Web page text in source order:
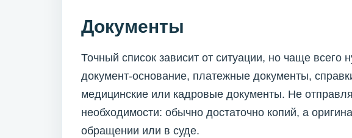
Документы
Точный список зависит от ситуации, но чаще
документ-основание, платежные документы,
медицинские или кадровые документы. Не
необходимости: обычно достаточно копий, а
обращении или в суде.